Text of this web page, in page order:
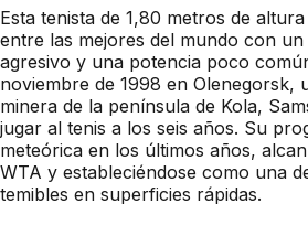
Esta tenista de 1,80 metros de
entre las mejores del mundo con un
agresivo y una potencia poco
noviembre de 1998 en Olenegorsk,
minera de la península de Kola,
jugar al tenis a los seis años. Su
meteórica en los últimos años,
WTA y estableciéndose como una
temibles en superficies rápidas.